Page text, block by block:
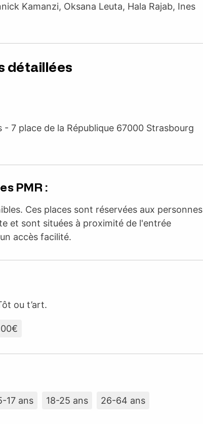
Kamanzi, Oksana Leuta, Hala Rajab, Ines
détaillées
- 7 place de la République 67000 Strasbourg
PMR :
Ces places sont réservées aux personnes
et sont situées à proximité de l'entrée
accès facilité.
ou t’art.
17 ans 18-25 ans
26-64 ans